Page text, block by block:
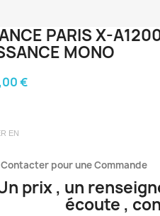
PARIS X-
MONO
€
EN
Contacter pour une Commande
prix , un
écoute ,